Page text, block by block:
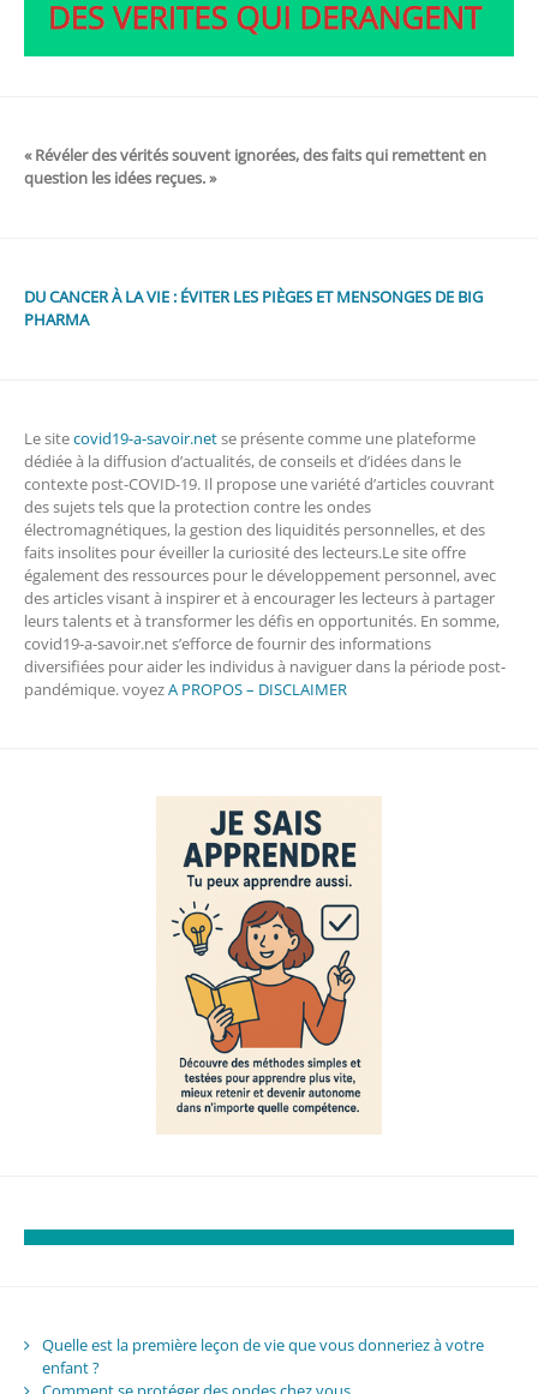
« Révéler des vérités souvent ignorées, des faits qui remettent en
question les idées reçues. »
DU CANCER À LA VIE : ÉVITER LES PIÈGES ET MENSONGES DE BIG
PHARMA
Le sitecovid19-a-savoir.netse présente comme une plateforme
dédiée à la diffusion d’actualités, de conseils et d’idées dans le
contexte post-COVID-19. Il propose une variété d’articles couvrant
des sujets tels que la protection contre les ondes
électromagnétiques, la gestion des liquidités personnelles, et des
faits insolites pour éveiller la curiosité des lecteurs.Le site offre
également des ressources pour le développement personnel, avec
des articles visant à inspirer et à encourager les lecteurs à partager
leurs talents et à transformer les défis en opportunités. En somme,
covid19-a-savoir.net s’efforce de fournir des informations
diversifiées pour aider les individus à naviguer dans la période post-
pandémique. voyezA PROPOS – DISCLAIMER
Quelle est la première leçon de vie que vous donneriez à votre
enfant ?